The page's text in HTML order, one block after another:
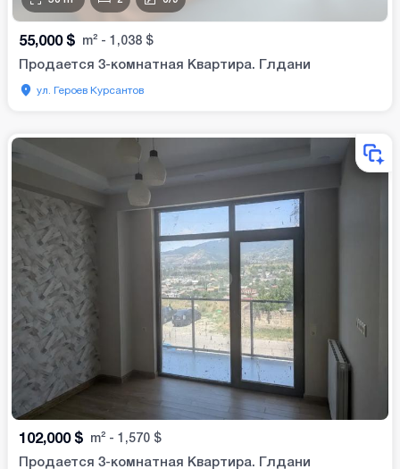
55,000 $ m² - 1,038 $
Продается 3-комнатная Квартира. Глдани
ул. Героев Курсантов
102,000 $ m² - 1,570 $
Продается 3-комнатная Квартира. Глдани